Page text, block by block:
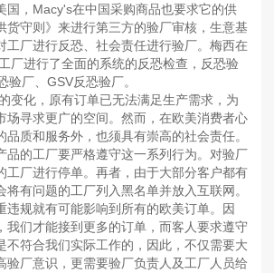
国，Macy's在中国采购商品也要求它的供
货守则》来进行第三方的验厂审核，生意基
工厂进行反恐、社会责任进行验厂。梅西在
厂进行了全面的系统的反恐检查，反恐验
验厂、GSV反恐验厂。
化，原有订单已无法满足生产需求，为
场寻求更广的空间。然而，在欧美消费者心
品质和服务外，也须具有崇高的社会责任。
品的工厂要严格遵守这一系列行为。对验厂
工厂进行停单。再者，由于大部分客户都有
将有问题的工厂列入黑名单并放入互联网。
违规就有可能影响到所有的欧美订单。因
我们才能接到更多的订单，而客人要求遵守
不符合我们实际工作的，因此，不仅需要大
验厂意识，更需要验厂负责人及工厂人员给